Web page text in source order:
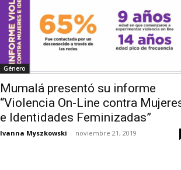
Género
Mumalá presentó su informe
“Violencia On-Line contra
e Identidades Feminizadas”
Ivanna Myszkowski - noviembre 21, 2019